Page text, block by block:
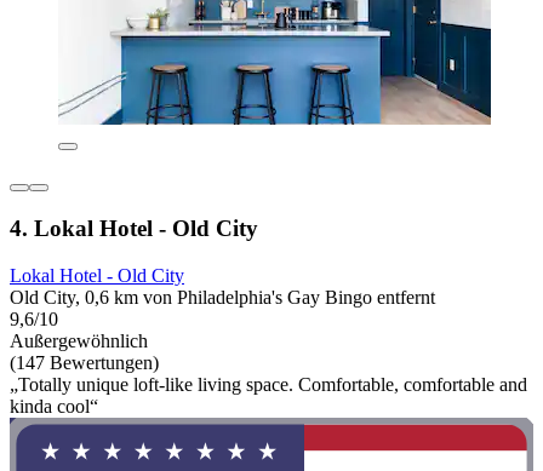
4. Lokal Hotel - Old City
Lokal Hotel - Old City
Old City, 0,6 km von Philadelphia's Gay Bingo entfernt
9,6/10
Außergewöhnlich
(147 Bewertungen)
„Totally unique loft-like living space. Comfortable, comfortable and
kinda cool“